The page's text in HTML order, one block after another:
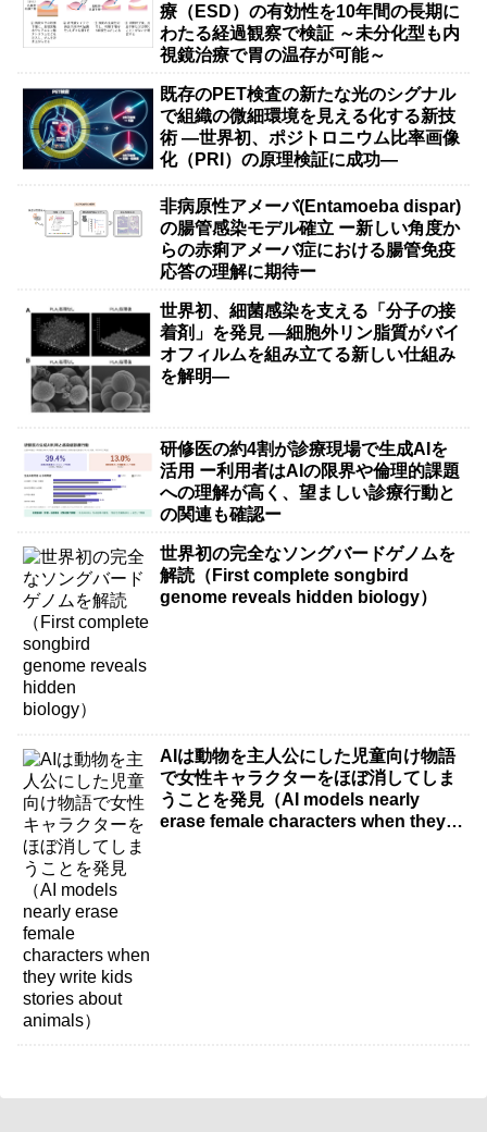
療（ESD）の有効性を10年間の長期に
わたる経過観察で検証 ～未分化型も内
視鏡治療で胃の温存が可能～
既存のPET検査の新たな光のシグナル
で組織の微細環境を見える化する新技
術 ―世界初、ポジトロニウム比率画像
化（PRI）の原理検証に成功―
非病原性アメーバ(Entamoeba dispar)
の腸管感染モデル確立 ー新しい角度か
らの赤痢アメーバ症における腸管免疫
応答の理解に期待ー
世界初、細菌感染を支える「分子の接
着剤」を発見 ―細胞外リン脂質がバイ
オフィルムを組み立てる新しい仕組み
を解明―
研修医の約4割が診療現場で生成AIを
活用 ー利用者はAIの限界や倫理的課題
への理解が高く、望ましい診療行動と
の関連も確認ー
世界初の完全なソングバードゲノムを
解読（First complete songbird
genome reveals hidden biology）
AIは動物を主人公にした児童向け物語
で女性キャラクターをほぼ消してしま
うことを発見（AI models nearly
erase female characters when they